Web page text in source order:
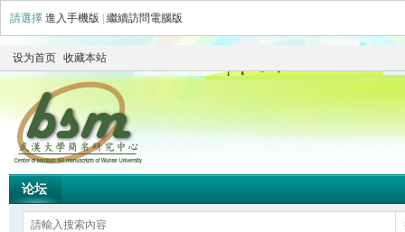
請選擇 進入手機版 繼續訪問電腦版
设为首页 收藏本站
论坛